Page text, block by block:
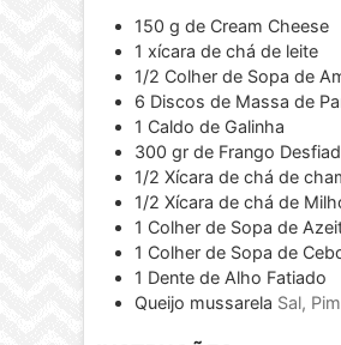
150 g de Cream Cheese
1 xícara de chá de leite
1/2 Colher de Sopa de
6 Discos de Massa de
1 Caldo de Galinha
300 gr de Frango
1/2 Xícara de chá de
1/2 Xícara de chá de
1 Colher de Sopa de
1 Colher de Sopa de
1 Dente de Alho Fatiado
Queijo mussarela Sal,